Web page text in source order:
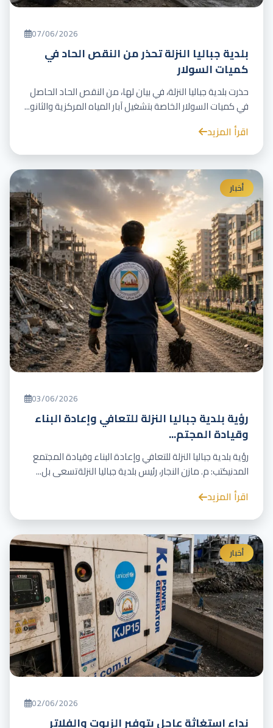
07/06/2026
بلدية جباليا النزلة تحذر من النقص الحاد في
كميات السولار
حذرت بلدية جباليا النزلة، في بيان لها، من النقص الحاد الحاصل
في كميات السولار الخاصة بتشغيل آبار المياه المركزية والثانو...
اقرأ المزيد
أخبار
03/06/2026
رؤية بلدية جباليا النزلة للتعافي وإعادة البناء
وقيادة المجتم...
رؤية بلدية جباليا النزلة للتعافي وإعادة البناء وقيادة المجتمع
المدنيكتب: م. مازن النجار، رئيس بلدية جباليا النزلةتسعى بل...
اقرأ المزيد
أخبار
02/06/2026
نداء استغاثة عاجل بتوفير الزيوت والفلاتر